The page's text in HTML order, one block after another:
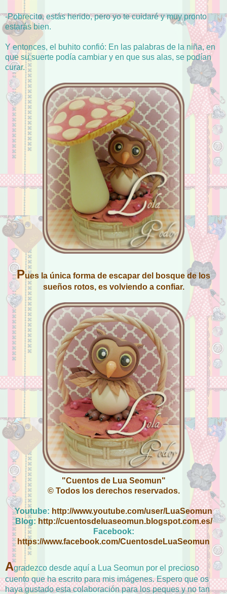
-Pobrecito, estás herido, pero yo te cuidaré y muy pronto
estarás bien.
Y entonces, el buhito confió: En las palabras de la niña, en
que su suerte podía cambiar y en que sus alas, se podían
curar.
Pues la única forma de escapar del bosque de los
sueños rotos, es volviendo a confiar.
"Cuentos de Lua Seomun"
© Todos los derechos reservados.
Youtube: http://www.youtube.com/user/LuaSeomun
Blog: http://cuentosdeluaseomun.blogspot.com.es/
Facebook:
https://www.facebook.com/CuentosdeLuaSeomun
Agradezco desde aquí a Lua Seomun por el precioso
cuento que ha escrito para mis imágenes. Espero que os
haya gustado esta colaboración para los peques y no tan